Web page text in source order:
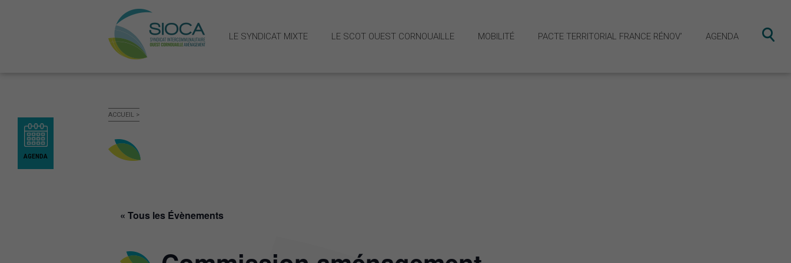
LE SYNDICAT MIXTE LE SCOT OUEST CORNOUAILLE MOBILITÉ PACTE TERRITORIAL FRANCE RÉNOV’ AGENDA
AGENDA
ACCUEIL>
« Tous les Évènements